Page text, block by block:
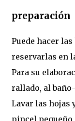
preparación
Puede hacer
reservarlas en
Para su
rallado, al
Lavar las hojas
pincel